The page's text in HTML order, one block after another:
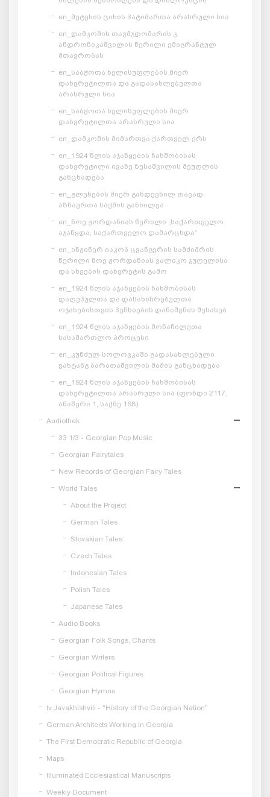
en_მეტეხის ციხის პატიმართა არასრული სია
en_დამკომის თავმჯდომარის კ.
ანდრონიკაშვილის წერილი ემიგრანტულ
მთავრობას
en_საბჭოთა ხელისუფლების მიერ
დახვრეტილთა და გადასახლებულთა
არასრული სია
en_საბჭოთა ხელისუფლების მიერ
დახვრეტილთა არასრული სია
en_დამკომის მიმართვა ქართველ ერს
en_1924 წლის აჯანყების ჩახშობისას
დახვრეტილი ივანე ზესაშვილის მეუღლის
განცხადება
en_გლეხების მიერ განდევნილ თავად-
აზნაურთა საქმის განხილვა
en_ნოე ჟორდანიას წერილი „საქართველო
აჯანყდა, საქართველო დამარცხდა“
en_ინჟინერ იაკობ ცვანგერის სამძიმრის
წერილი ნოე ჟორდანიას ვალიკო ჯუღელისა
და სხვების დახვრეტის გამო
en_1924 წლის აჯანყების ჩახშობისას
დაღუპულთა და დასახიჩრებულთა
ოჯახებისთვის პენსიების დანიშვნის შესახებ
en_1924 წლის აჯანყების მონაწილეთა
სასამართლო პროცესი
en_კუნძულ სოლოვკაში გადასახლებული
ვახტანგ ბარათაშვილის მამის განცხადება
en_1924 წლის აჯანყების ჩახშობისას
დახვრეტილთა არასრული სია (ფონდი 2117,
ანაწერი 1, საქმე 168)
Audiothek
33 1/3 - Georgian Pop Music
Georgian Fairytales
New Records of Georgian Fairy Tales
World Tales
About the Project
German Tales
Slovakian Tales
Czech Tales
Indonesian Tales
Polish Tales
Japanese Tales
Audio Books
Georgian Folk Songs, Chants
Georgian Writers
Georgian Political Figures
Georgian Hymns
Iv.Javakhishvili - "History of the Georgian Nation"
German Architects Working in Georgia
The First Democratic Republic of Georgia
Maps
Illuminated Ecclesiastical Manuscripts
Weekly Document